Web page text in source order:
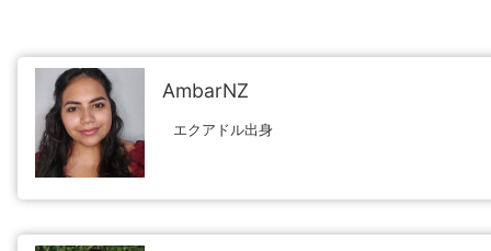
AmbarNZ
エクアドル出身